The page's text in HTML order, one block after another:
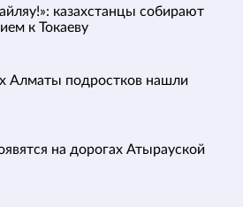
казахстанцы собирают
к Токаеву
Алматы подростков нашли
на дорогах Атырауской